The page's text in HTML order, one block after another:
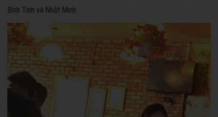
Bình Tinh và Nhật Minh.